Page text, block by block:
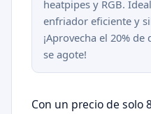
heatpipes y RGB.
enfriador eficiente y
¡Aprovecha el 20%
se agote!
Con un precio de solo